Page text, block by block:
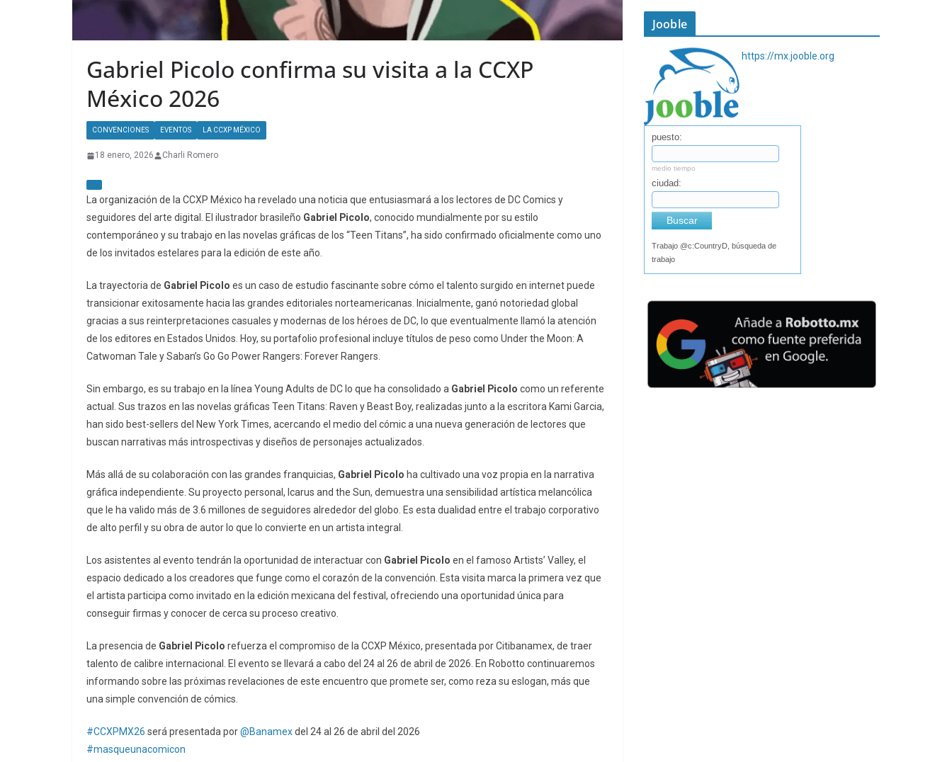
Gabriel Picolo confirma su visita a la CCXP
México 2026
CONVENCIONES EVENTOS LA CCXP MÉXICO
18 enero, 2026 Charli Romero
La organización de la CCXP México ha revelado una noticia que entusiasmará a los lectores de DC Comics y
seguidores del arte digital. El ilustrador brasileño Gabriel Picolo, conocido mundialmente por su estilo
contemporáneo y su trabajo en las novelas gráficas de los “Teen Titans”, ha sido confirmado oficialmente como uno
de los invitados estelares para la edición de este año.
La trayectoria de Gabriel Picolo es un caso de estudio fascinante sobre cómo el talento surgido en internet puede
transicionar exitosamente hacia las grandes editoriales norteamericanas. Inicialmente, ganó notoriedad global
gracias a sus reinterpretaciones casuales y modernas de los héroes de DC, lo que eventualmente llamó la atención
de los editores en Estados Unidos. Hoy, su portafolio profesional incluye títulos de peso como Under the Moon: A
Catwoman Tale ySaban’s Go Go Power Rangers: Forever Rangers
Sin embargo, es su trabajo en la línea Young Adults de DC lo que ha consolidado a Gabriel Picolo como un referente
actual. Sus trazos en las novelas gráficas Teen Titans: Raven y Beast Boy, realizadas junto a la escritora Kami Garcia,
han sido best-sellers del New York Times, acercando el medio del cómic a una nueva generación de lectores que
buscan narrativas más introspectivas y diseños de personajes actualizados.
Más allá de su colaboración con las grandes franquicias, Gabriel Picolo ha cultivado una voz propia en la narrativa
gráfica independiente. Su proyecto personal, Icarus and the Sun, demuestra una sensibilidad artística melancólica
que le ha valido más de 3.6 millones de seguidores alrededor del globo. Es esta dualidad entre el trabajo corporativo
de alto perfil y su obra de autor lo que lo convierte en un artista integral.
Los asistentes al evento tendrán la oportunidad de interactuar con Gabriel Picolo en el famoso Artists’ Valley, el
espacio dedicado a los creadores que funge como el corazón de la convención. Esta visita marca la primera vez que
el artista participa como invitado en la edición mexicana del festival, ofreciendo una oportunidad única para
conseguir firmas y conocer de cerca su proceso creativo.
La presencia de Gabriel Picolo refuerza el compromiso de la CCXP México, presentada por Citibanamex, de traer
talento de calibre internacional. El evento se llevará a cabo del 24 al 26 de abril de 2026. En Robotto continuaremos
informando sobre las próximas revelaciones de este encuentro que promete ser, como reza su eslogan, más que
una simple convención de cómics.
#CCXPMX26 será presentada por@Banamexdel 24 al 26 de abril del 2026​
#masqueunacomicon
Jooble
https://mx.jooble.org
puesto:
medio tiempo
ciudad:
Buscar
Trabajo @c:CountryD, búsqueda de
trabajo